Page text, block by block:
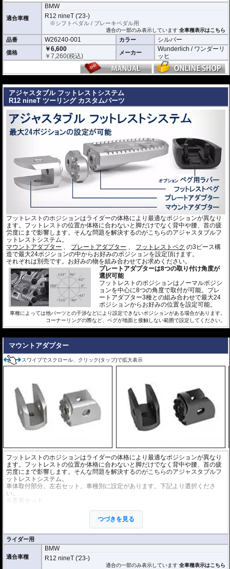
適合車種
BMW
R12 nineT ('23-)
※シフトペダル / ブレーキペダル用
適合の一部のみ表示しています全車種表示はこちら
品番 W26240-001 カラー シルバー
価格
￥6,600
￥7,260(税込) メーカー
Wunderlich / ワンダーリ
ッヒ
アジャスタブル フットレストシステム
R12 nineT ツーリング カスタムパーツ
フットレストのホジションはライダーの体格により最適なポジションが異なり
ます。フットレストの位置か体格に合わないと脚だけでなく背中や腰、首の疲
労度にまで影響します。そんな問題を解決するのがこちらのアジャスタブルフ
ットレストシステム。
マウントアダプター
プレートアダプター フットレストペク の3ピース構
造で最大24ポジションの中からお好みのポジションを設定頂けます。
それぞれは別売です。お好みの物を組み合わせてお求めください。
プレートアダプターは8つの取り付け角度が
選択可能
フットレストのポジションはノーマルポジシ
ョンを中心に8つの角度で取付が可能。プレ
ートアダプター3種との組み合わせで最大24
ポジションからお好みの位置を設定可能。
車種によっては他パーツとの干渉などにより設定できないポジションがある場合があります。
コーナーリングの際など、ペグが地面と接触しない範囲で設定してください。
マウントアダプター
スワイプでスクロール、クリック(タップ)で拡大表示
フットレストのホジションはライダーの体格により最適なポジションが異なり
ます。フットレストの位置か体格に合わないと脚だけでなく背中や腰、首の疲
労度にまで影響します。そんな問題を解決するのがこちらのアジャスタブルフ
ットレストシステム。
車体取付部分。左右セット。車種別に設定があります。下記より選択くださ
い。
※左右セット
※アジャスタブルフットレストシステムはマウントアダプター
が必要です。個別にお求めください。
つづきを見る
ライダー用
適合車種
BMW
R12 nineT ('23-)
適合の一部のみ表示しています全車種表示はこちら